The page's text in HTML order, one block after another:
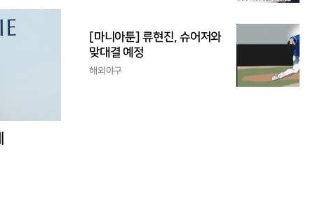
[마니아툰] 류현진, 슈어저와
맞대결 예정
해외야구